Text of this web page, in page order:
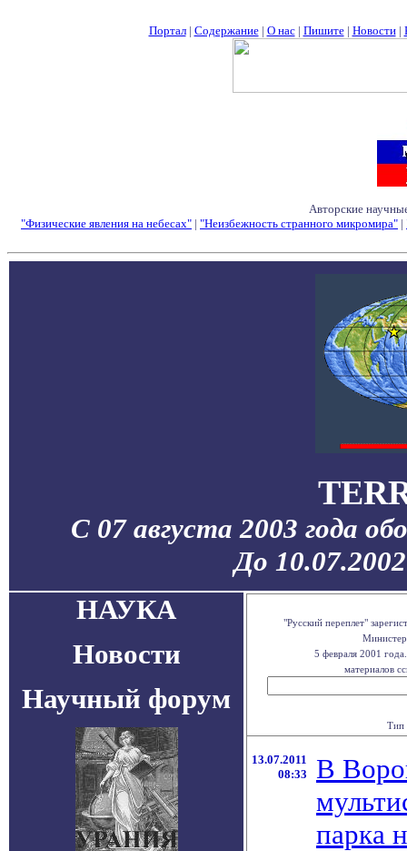
Портал| Содержание| О нас| Пишите| Новости|
Авторские
"Физические явления на небесах" | "Неизбежность странного микромира" |
С 07 августа 2003 года
До
НАУКА
Новости
Научный форум
"Русский переплет"
5 февраля 2001
материалов
Тип
13.07.2011
08:33
В
парка